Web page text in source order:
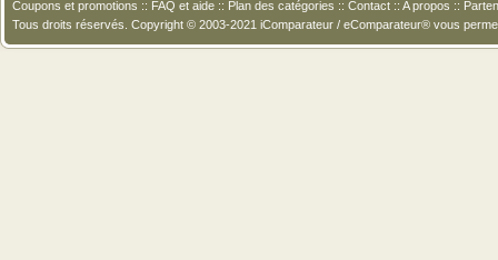
Coupons et promotions :: FAQ et aide :: Plan des catégories :: Contact :: A propos ::
Tous droits réservés. Copyright © 2003-2021 iComparateur / eComparateur® vous